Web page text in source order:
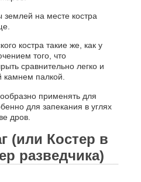
на месте костра
костра такие же, как у
того, что
сравнительно легко и
камнем палкой.
применять для
для запекания в углях
дров.
(или Костер в
разведчика)